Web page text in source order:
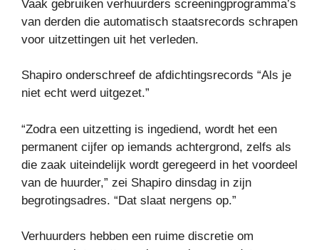
Vaak gebruiken verhuurders screeningprogramma’s
van derden die automatisch staatsrecords schrapen
voor uitzettingen uit het verleden.
Shapiro onderschreef de afdichtingsrecords “Als je
niet echt werd uitgezet.”
“Zodra een uitzetting is ingediend, wordt het een
permanent cijfer op iemands achtergrond, zelfs als
die zaak uiteindelijk wordt geregeerd in het voordeel
van de huurder,” zei Shapiro dinsdag in zijn
begrotingsadres. “Dat slaat nergens op.”
Verhuurders hebben een ruime discretie om